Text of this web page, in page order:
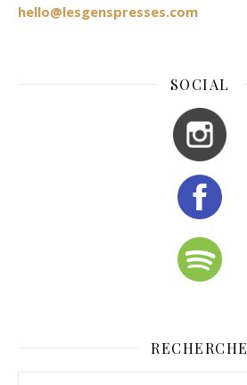
hello@lesgenspresses.com
SOCIAL
RECHERCHE